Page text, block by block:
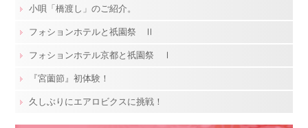
小唄「橋渡し」のご紹介。
フォションホテルと祇園祭 Ⅱ
フォションホテル京都と祇園祭 Ⅰ
『宮薗節』初体験！
久しぶりにエアロビクスに挑戦！